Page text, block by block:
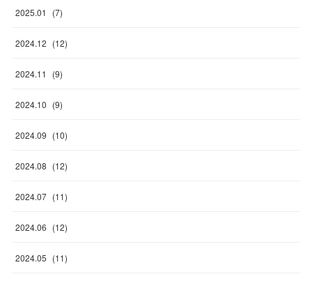
2025.01 (7)
2024.12 (12)
2024.11 (9)
2024.10 (9)
2024.09 (10)
2024.08 (12)
2024.07 (11)
2024.06 (12)
2024.05 (11)